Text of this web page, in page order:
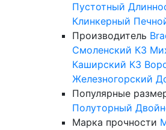
Пустотный
Клинкерный
Производитель
Смоленский КЗ
Каширский КЗ
Железногорский
Популярные
Полуторный
Марка прочности